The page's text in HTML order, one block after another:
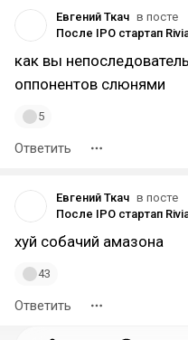
Евгений Ткач в посте
как вы
оппонентов слюнями
5
Ответить
Евгений Ткач в посте
хуй собачий амазона
43
Ответить